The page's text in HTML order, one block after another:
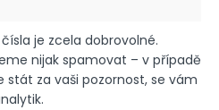
je zcela dobrovolné.
nijak spamovat – v případě
stát za vaši pozornost, se vám